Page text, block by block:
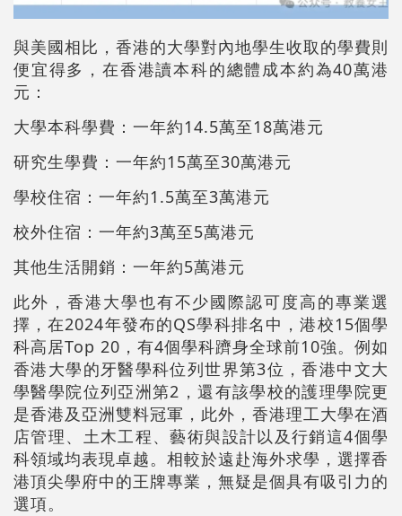
與美國相比，香港的大學對內地學生收取的學費則
便宜得多，在香港讀本科的總體成本約為40萬港
元：
大學本科學費：一年約14.5萬至18萬港元
研究生學費：一年約15萬至30萬港元
學校住宿：一年約1.5萬至3萬港元
校外住宿：一年約3萬至5萬港元
其他生活開銷：一年約5萬港元
此外，香港大學也有不少國際認可度高的專業選
擇，在2024年發布的QS學科排名中，港校15個學
科高居Top 20，有4個學科躋身全球前10強。例如
香港大學的牙醫學科位列世界第3位，香港中文大
學醫學院位列亞洲第2，還有該學校的護理學院更
是香港及亞洲雙料冠軍，此外，香港理工大學在酒
店管理、土木工程、藝術與設計以及行銷這4個學
科領域均表現卓越。相較於遠赴海外求學，選擇香
港頂尖學府中的王牌專業，無疑是個具有吸引力的
選項。